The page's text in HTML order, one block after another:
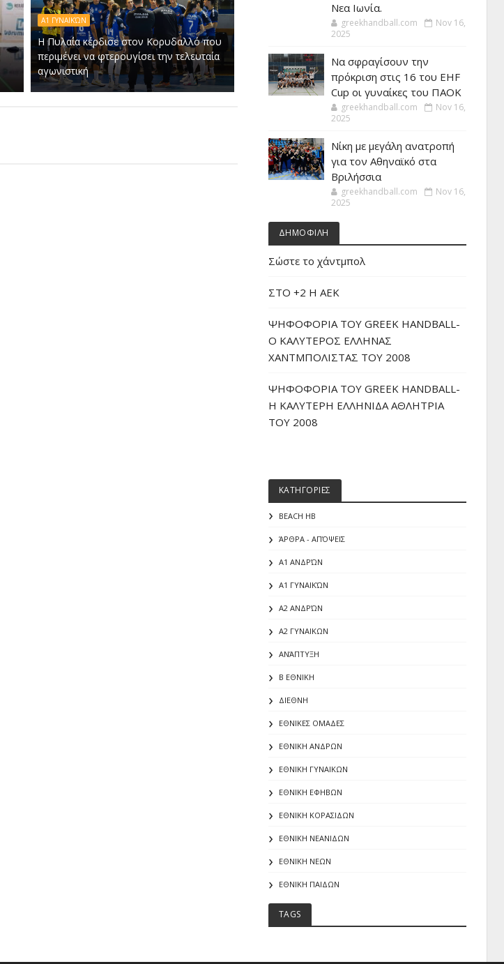
Α1 ΓΥΝΑΙΚΏΝ
Η Πυλαία κέρδισε στον Κορυδαλλό που
περιμένει να φτερουγίσει την τελευταία
αγωνιστική
Νεα Ιωνία.
greekhandball.com
Nov 16,
2025
Να σφραγίσουν την
πρόκριση στις 16 του EHF
Cup οι γυναίκες του ΠΑΟΚ
greekhandball.com
Nov 16,
2025
Νίκη με μεγάλη ανατροπή
για τον Αθηναϊκό στα
Βριλήσσια
greekhandball.com
Nov 16,
2025
ΔΗΜΟΦΙΛΗ
Σώστε το χάντμπολ
ΣΤΟ +2 Η ΑΕΚ
ΨΗΦΟΦΟΡΙΑ ΤΟΥ GREEK HANDBALL-
O ΚΑΛΥΤΕΡΟΣ ΕΛΛΗΝΑΣ
ΧΑΝΤΜΠΟΛΙΣΤΑΣ ΤΟΥ 2008
ΨΗΦΟΦΟΡΙΑ ΤΟΥ GREEK HANDBALL-
H ΚΑΛΥΤΕΡΗ ΕΛΛΗΝΙΔΑ ΑΘΛΗΤΡΙΑ
ΤΟΥ 2008
ΚΑΤΗΓΟΡΙΕΣ
BEACH HB
ΆΡΘΡΑ - ΑΠΌΨΕΙΣ
Α1 ΑΝΔΡΏΝ
Α1 ΓΥΝΑΙΚΏΝ
Α2 ΑΝΔΡΏΝ
Α2 ΓΥΝΑΙΚΩΝ
ΑΝΆΠΤΥΞΗ
Β ΕΘΝΙΚΗ
ΔΙΕΘΝΗ
ΕΘΝΙΚΕΣ ΟΜΑΔΕΣ
ΕΘΝΙΚΗ ΑΝΔΡΩΝ
ΕΘΝΙΚΗ ΓΥΝΑΙΚΩΝ
ΕΘΝΙΚΗ ΕΦΗΒΩΝ
ΕΘΝΙΚΗ ΚΟΡΑΣΙΔΩΝ
ΕΘΝΙΚΗ ΝΕΑΝΙΔΩΝ
ΕΘΝΙΚΗ ΝΕΩΝ
ΕΘΝΙΚΗ ΠΑΙΔΩΝ
TAGS